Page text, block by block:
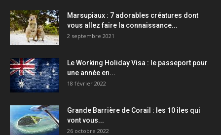
Marsupiaux : 7 adorables créatures dont
vous allez faire la connaissance...
2 septembre 2021
Le Working Holiday Visa : le passeport pour
une année en...
18 février 2022
Grande Barrière de Corail : les 10 îles qui
vont vous...
26 octobre 2022